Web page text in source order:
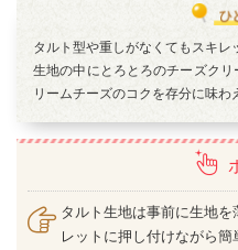
タルト型や重しがなくてもスキレ
生地の中にとろとろのチーズク
リームチーズのコクを存分に味わ
タルト生地は事前に生地
レットに押し付けながら